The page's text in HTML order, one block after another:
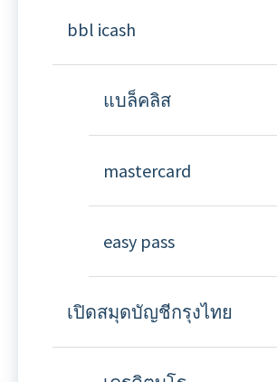
bbl icash
แบล็คลิส
mastercard
easy pass
เปิดสมุดบัญชีกรุงไทย